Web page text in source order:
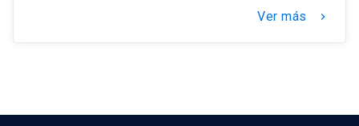
Ver más keyboard_arrow_right